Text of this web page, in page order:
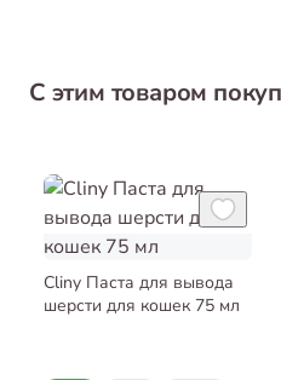
С этим товаром
Cliny Паста для вывода
шерсти для кошек 75 мл